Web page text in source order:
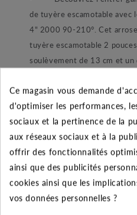
de tuyère escamotable avec
4" 2000 90-210°. Cet
tuyère escamotable 2
soulèvement de 13 cm et un
efficace lors de l’arrêt de
taraudage femelle ½
d’installation. Cette tuyère
de pression suivante : 1,4 à
L’arroseur enterré est
ROTATOR 2000 noir 90-210°:
La buse :
Ce magasin vous demande
d'optimiser les performances,
sociaux et la pertinence de la
aux réseaux sociaux et à la
offrir des fonctionnalités
ainsi que des publicités
cookies ainsi que les
vos données personnelles ?